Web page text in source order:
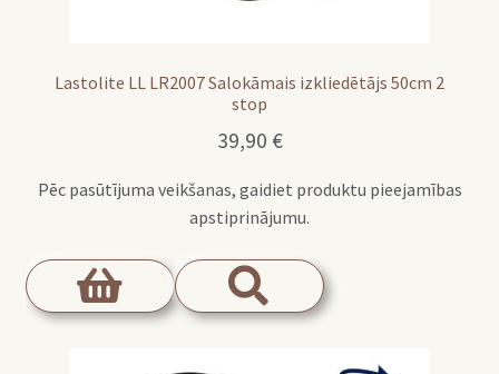
Lastolite LL LR2007 Salokāmais izkliedētājs 50cm 2
stop
39,90 €
Pēc pasūtījuma veikšanas, gaidiet produktu pieejamības
apstiprinājumu.